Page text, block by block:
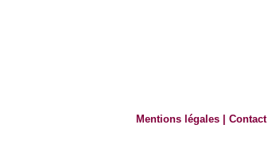
Mentions légales |Contact